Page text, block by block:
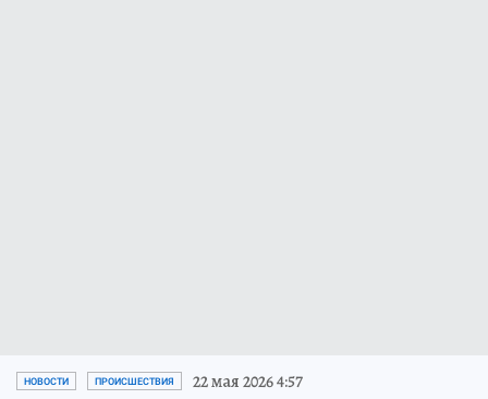
НОВОСТИ ПРОИСШЕСТВИЯ 22 мая 2026 4:57